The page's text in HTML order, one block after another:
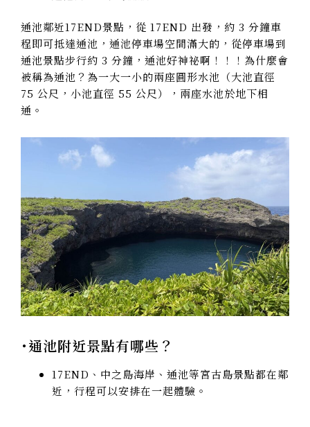
通池鄰近17END景點，從 17END 出發，約 3 分鐘車
程即可抵達通池，通池停車場空間滿大的，從停車場到
通池景點步行約 3 分鐘，通池好神祕啊！！！為什麼會
被稱為通池？為一大一小的兩座圓形水池（大池直徑
75 公尺，小池直徑 55 公尺），兩座水池於地下相
通。
･通池附近景點有哪些？
17END、中之島海岸、通池等宮古島景點都在鄰
近，行程可以安排在一起體驗。